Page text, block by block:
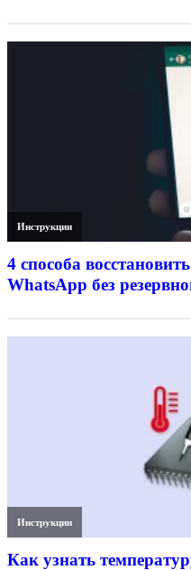
Инструкции
4 способа
WhatsApp без
Инструкции
Как узнать